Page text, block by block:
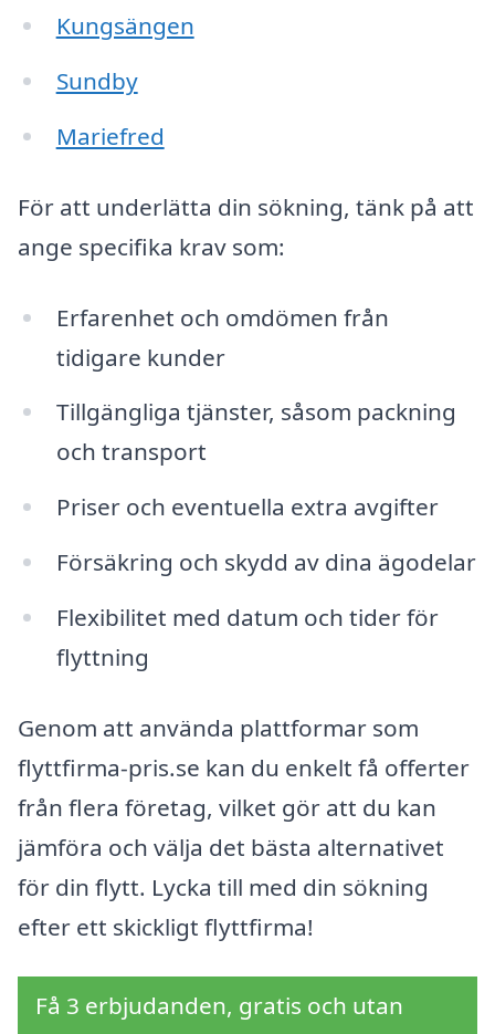
Kungsängen
Sundby
Mariefred
För att underlätta din sökning, tänk på att
ange specifika krav som:
Erfarenhet och omdömen från
tidigare kunder
Tillgängliga tjänster, såsom packning
och transport
Priser och eventuella extra avgifter
Försäkring och skydd av dina ägodelar
Flexibilitet med datum och tider för
flyttning
Genom att använda plattformar som
flyttfirma-pris.se kan du enkelt få offerter
från flera företag, vilket gör att du kan
jämföra och välja det bästa alternativet
för din flytt. Lycka till med din sökning
efter ett skickligt flyttfirma!
Få 3 erbjudanden, gratis och utan